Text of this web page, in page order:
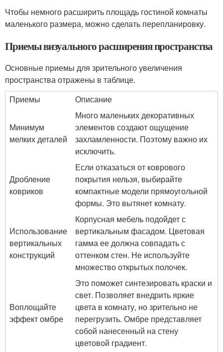
Чтобы немного расширить площадь гостиной комнаты
маленького размера, можно сделать перепланировку.
Приемы визуального расширения пространства
Основные приемы для зрительного увеличения
пространства отражены в таблице.
Приемы
Описание
Минимум
мелких деталей
Много маленьких декоративных
элементов создают ощущение
захламленности. Поэтому важно их
исключить.
Дробление
ковриков
Если отказаться от коврового
покрытия нельзя, выбирайте
компактные модели прямоугольной
формы. Это вытянет комнату.
Использование
вертикальных
конструкций
Корпусная мебель подойдет с
вертикальным фасадом. Цветовая
гамма ее должна совпадать с
оттенком стен. Не используйте
множество открытых полочек.
Воплощайте
эффект омбре
Это поможет синтезировать краски и
свет. Позволяет внедрить яркие
цвета в комнату, но зрительно не
перегрузить. Омбре представляет
собой нанесенный на стену
цветовой градиент.